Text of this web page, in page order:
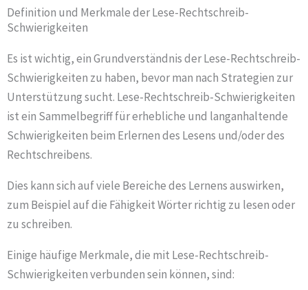
Definition und Merkmale der Lese-Rechtschreib-
Schwierigkeiten
Es ist wichtig, ein Grundverständnis der Lese-Rechtschreib-
Schwierigkeiten zu haben, bevor man nach Strategien zur
Unterstützung sucht. Lese-Rechtschreib-Schwierigkeiten
ist ein Sammelbegriff für erhebliche und langanhaltende
Schwierigkeiten beim Erlernen des Lesens und/oder des
Rechtschreibens.
Dies kann sich auf viele Bereiche des Lernens auswirken,
zum Beispiel auf die Fähigkeit Wörter richtig zu lesen oder
zu schreiben.
Einige häufige Merkmale, die mit Lese-Rechtschreib-
Schwierigkeiten verbunden sein können, sind: